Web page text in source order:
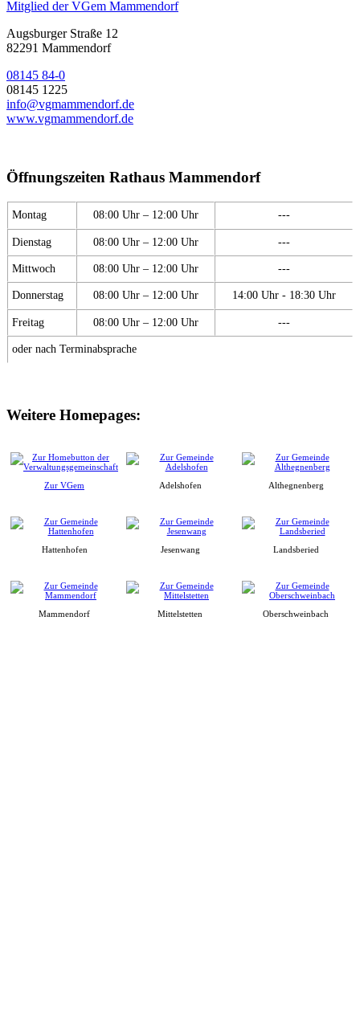
Mitglied der VGem Mammendorf
Augsburger Straße 12
82291 Mammendorf
08145 84-0
08145 1225
info@vgmammendorf.de
www.vgmammendorf.de
Öffnungszeiten Rathaus Mammendorf
Montag 08:00 Uhr – 12:00 Uhr ---
Dienstag 08:00 Uhr – 12:00 Uhr ---
Mittwoch 08:00 Uhr – 12:00 Uhr ---
Donnerstag 08:00 Uhr – 12:00 Uhr 14:00 Uhr - 18:30 Uhr
Freitag 08:00 Uhr – 12:00 Uhr ---
oder nach Terminabsprache
Weitere Homepages:
Zur VGem Adelshofen Althegnenberg
Hattenhofen Jesenwang Landsberied
Mammendorf Mittelstetten Oberschweinbach